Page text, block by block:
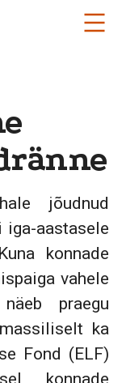
jõudnud
aastasele
konnade
vahele
praegu
ka
Fond (ELF)
konnade